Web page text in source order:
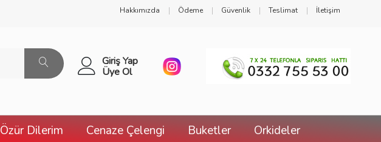
Hakkımızda Ödeme Güvenlik Teslimat İletişim
Giriş Yap
Üye Ol
Özür Dilerim Cenaze Çelengi Buketler
Orkideler